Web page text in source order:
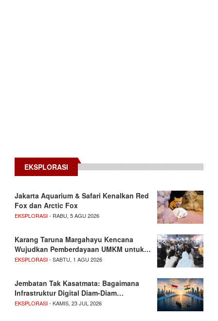
EKSPLORASI
Jakarta Aquarium & Safari Kenalkan Red
Fox dan Arctic Fox
EKSPLORASI- RABU, 5 AGU 2026
Karang Taruna Margahayu Kencana
Wujudkan Pemberdayaan UMKM untuk…
EKSPLORASI- SABTU, 1 AGU 2026
Jembatan Tak Kasatmata: Bagaimana
Infrastruktur Digital Diam-Diam…
EKSPLORASI- KAMIS, 23 JUL 2026